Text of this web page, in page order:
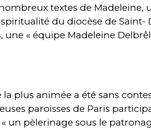
textes de Madeleine,
du diocèse de Saint-
une « équipe Madeleine
la plus animée a été sans
paroisses de Paris
« un pèlerinage sous le